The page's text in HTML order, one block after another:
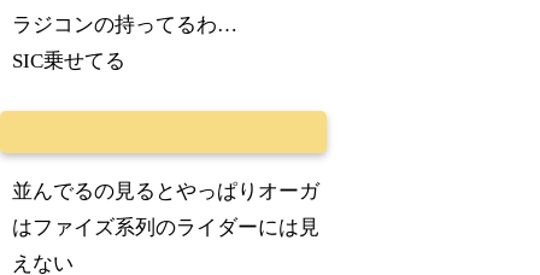
ラジコンの持ってるわ…
SIC乗せてる
並んでるの見るとやっぱりオーガ
はファイズ系列のライダーには見
えない